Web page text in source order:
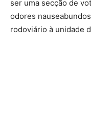
ser uma secção de
odores
rodoviário à unidade